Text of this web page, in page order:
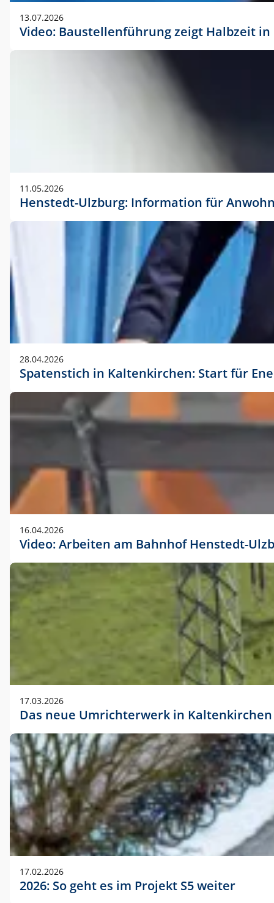
13.07.2026
Video: Baustellenführung zeigt Halbzeit
11.05.2026
Henstedt-Ulzburg: Information für
28.04.2026
Spatenstich in Kaltenkirchen: Start für
16.04.2026
Video: Arbeiten am Bahnhof Henstedt-
17.03.2026
Das neue Umrichterwerk in Kaltenkirchen
17.02.2026
2026: So geht es im Projekt S5 weiter